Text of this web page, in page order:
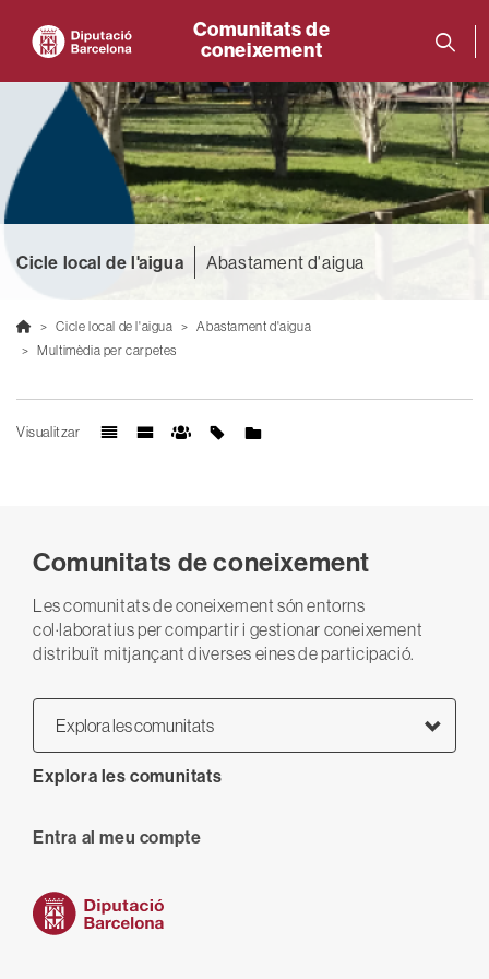
Comunitats de
coneixement
Cicle local de l'aigua Abastament d'aigua
Cicle local de l'aigua
Abastament d'aigua
Multimèdia per carpetes
Visualitzar
Comunitats de coneixement
Les comunitats de coneixement són entorns
col·laboratius per compartir i gestionar coneixement
distribuït mitjançant diverses eines de participació.
Explora les comunitats
Explora les comunitats
User
Entra al meu compte